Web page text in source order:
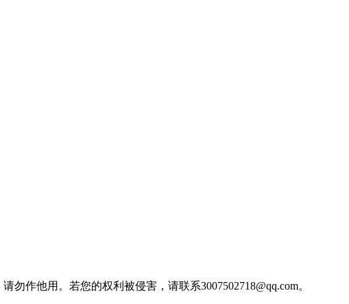
作他用。若您的权利被侵害，请联系3007502718@qq.com。